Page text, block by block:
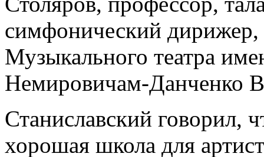
симфонический дирижер,
Музыкального театра
Немировичам-Данченко
Станиславский говорил,
хорошая школа для